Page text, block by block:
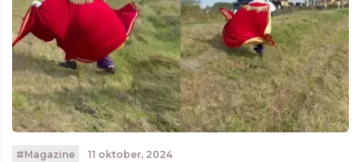
#Magazine 11 oktober, 2024